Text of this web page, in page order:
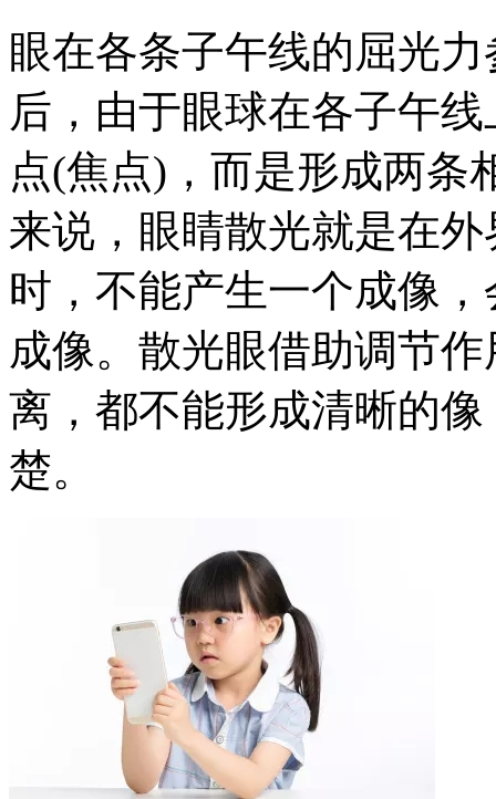
眼在各条子午线的屈光
后，由于眼球在各子午
点(焦点)，而是形成两条
来说，眼睛散光就是在
时，不能产生一个成像
成像。散光眼借助调节
离，都不能形成清晰的
楚。